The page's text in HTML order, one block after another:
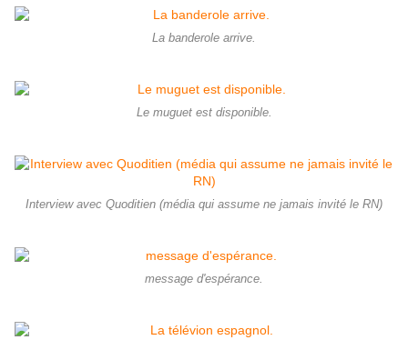
La banderole arrive.
Le muguet est disponible.
Interview avec Quoditien (média qui assume ne jamais invité le RN)
message d'espérance.